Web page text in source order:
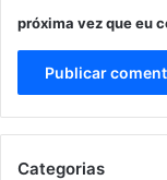
próxima vez que eu
Categorias